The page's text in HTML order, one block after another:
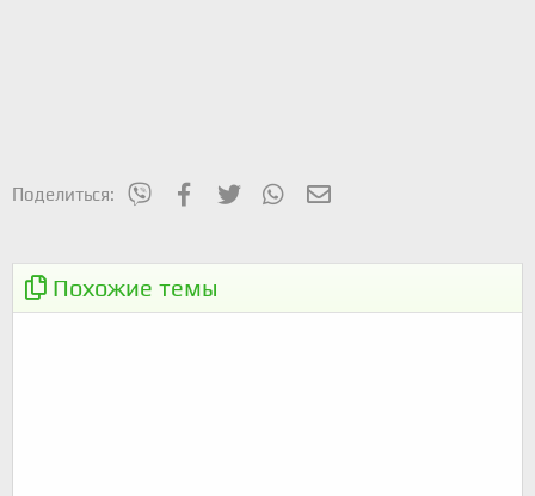
Поделиться: mes_viberFacebook
Twitter WhatsAppЭлектронная почта
Похожие темы
другому